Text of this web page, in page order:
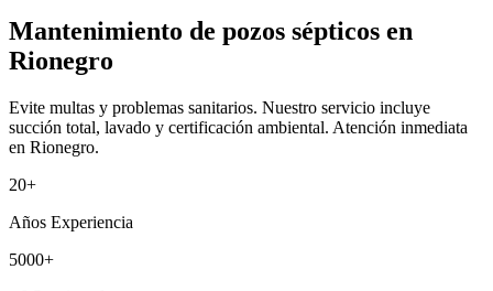
Mantenimiento de pozos sépticos en
Rionegro
Evite multas y problemas sanitarios. Nuestro servicio incluye
succión total, lavado y certificación ambiental. Atención inmediata
en Rionegro.
20+
Años Experiencia
5000+